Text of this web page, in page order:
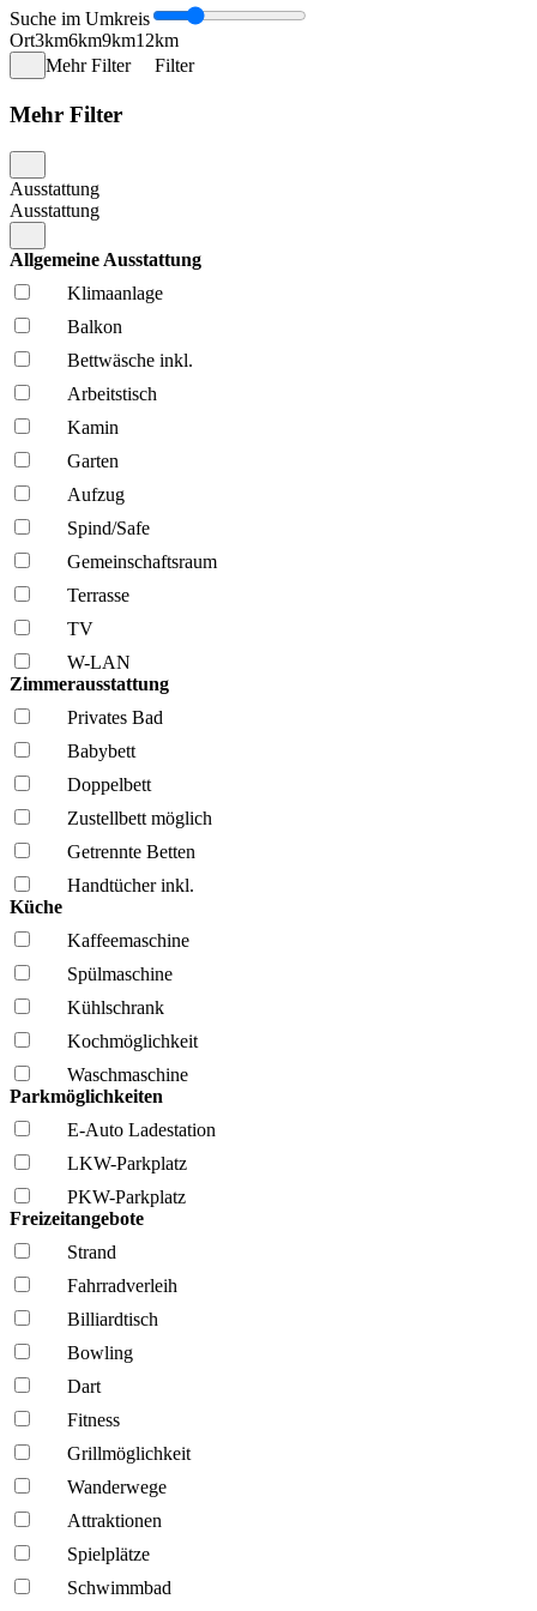
Suche im Umkreis
Ort3km6km9km12km
Mehr Filter
Filter
Mehr Filter
Ausstattung
Ausstattung
Allgemeine Ausstattung
Klima­anlage
Balkon
Bettwäsche inkl.
Arbeitstisch
Kamin
Garten
Aufzug
Spind/Safe
Gemeinschafts­raum
Terrasse
TV
W-LAN
Zimmerausstattung
Privates Bad
Babybett
Doppelbett
Zustellbett möglich
Getrennte Betten
Handtücher inkl.
Küche
Kaffee­maschine
Spül­maschine
Kühl­schrank
Kochmöglich­keit
Wasch­maschine
Parkmöglichkeiten
E-Auto Ladestation
LKW-Parkplatz
PKW-Parkplatz
Freizeitangebote
Strand
Fahrrad­verleih
Billiardtisch
Bowling
Dart
Fitness
Grillmöglich­keit
Wanderwege
Attraktionen
Spielplätze
Schwimmbad